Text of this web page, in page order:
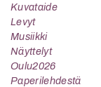
Kuvataide
Levyt
Musiikki
Näyttelyt
Oulu2026
Paperilehdestä